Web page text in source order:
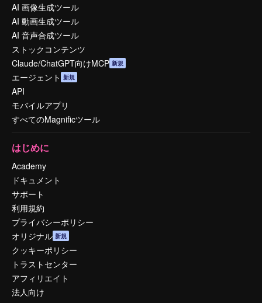
AI 画像生成ツール
AI 動画生成ツール
AI 音声合成ツール
ストックコンテンツ
Claude/ChatGPT向けMCP 新規
エージェント 新規
API
モバイルアプリ
すべてのMagnificツール
はじめに
Academy
ドキュメント
サポート
利用規約
プライバシーポリシー
オリジナル 新規
クッキーポリシー
トラストセンター
アフィリエイト
法人向け